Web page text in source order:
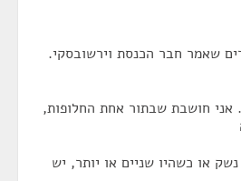
שאמר חבר הכנסת וירשובסקי.
אני חושבת שבתור אחת החלופות,
או כשהיו שניים או יותר, יש